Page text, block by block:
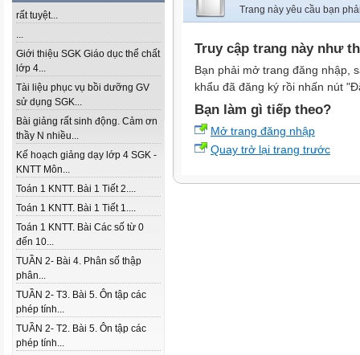
rất tuyệt...
...
Giới thiệu SGK Giáo dục thể chất
lớp 4...
Tài liệu phục vụ bồi dưỡng GV
sử dụng SGK...
Bài giảng rất sinh động. Cảm ơn
thầy N nhiều...
Kế hoạch giảng dạy lớp 4 SGK -
KNTT Môn...
Toán 1 KNTT. Bài 1 Tiết 2....
Toán 1 KNTT. Bài 1 Tiết 1....
Toán 1 KNTT. Bài Các số từ 0
đến 10...
TUẦN 2- Bài 4. Phân số thập
phân...
TUẦN 2- T3. Bài 5. Ôn tập các
phép tính...
TUẦN 2- T2. Bài 5. Ôn tập các
phép tính...
Trang này yêu cầu bạn
Truy cập trang này như
Bạn phải mở trang đăng nhập,
khẩu đã đăng ký rồi nhấn nút
Bạn làm gì tiếp theo?
Mở trang đăng nhập
Quay trở lại trang trước